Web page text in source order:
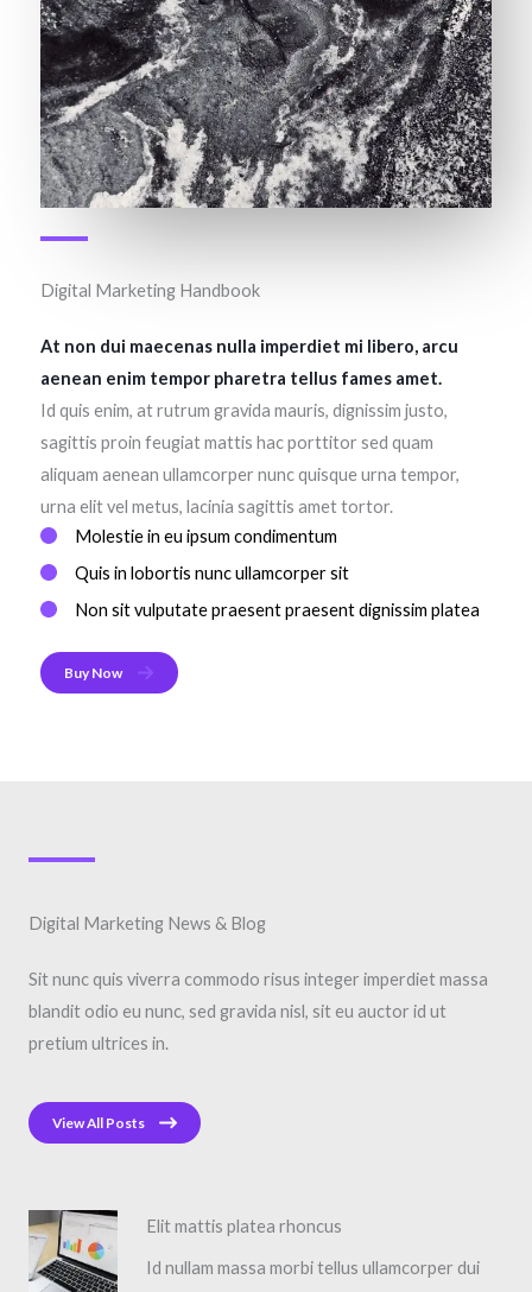
Digital Marketing Handbook
At non dui maecenas nulla imperdiet mi libero, arcu
aenean enim tempor pharetra tellus fames amet.
Id quis enim, at rutrum gravida mauris, dignissim justo,
sagittis proin feugiat mattis hac porttitor sed quam
aliquam aenean ullamcorper nunc quisque urna tempor,
urna elit vel metus, lacinia sagittis amet tortor.
Molestie in eu ipsum condimentum​
Quis in lobortis nunc ullamcorper sit ​
Non sit vulputate praesent praesent dignissim platea ​
Buy Now
Digital Marketing News & Blog
Sit nunc quis viverra commodo risus integer imperdiet massa
blandit odio eu nunc, sed gravida nisl, sit eu auctor id ut
pretium ultrices in.
View All Posts
Elit mattis platea rhoncus​
Id nullam massa morbi tellus ullamcorper dui